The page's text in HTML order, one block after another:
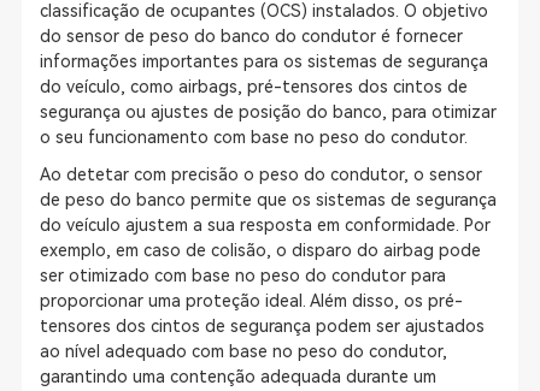
classificação de ocupantes (OCS) instalados. O objetivo
do sensor de peso do banco do condutor é fornecer
informações importantes para os sistemas de segurança
do veículo, como airbags, pré-tensores dos cintos de
segurança ou ajustes de posição do banco, para otimizar
o seu funcionamento com base no peso do condutor.
Ao detetar com precisão o peso do condutor, o sensor
de peso do banco permite que os sistemas de segurança
do veículo ajustem a sua resposta em conformidade. Por
exemplo, em caso de colisão, o disparo do airbag pode
ser otimizado com base no peso do condutor para
proporcionar uma proteção ideal. Além disso, os pré-
tensores dos cintos de segurança podem ser ajustados
ao nível adequado com base no peso do condutor,
garantindo uma contenção adequada durante um